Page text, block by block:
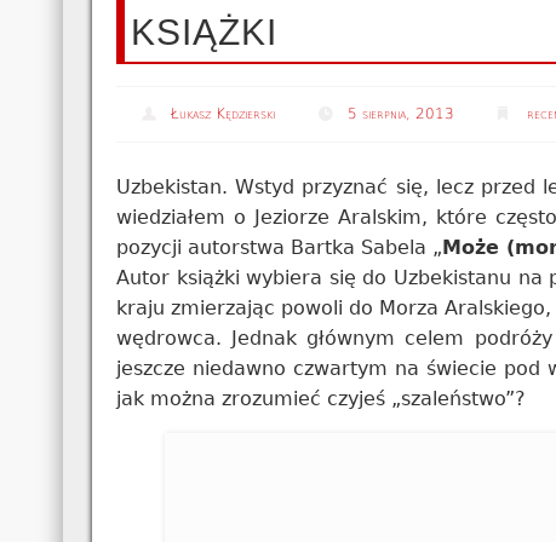
KSIĄŻKI
Łukasz Kędzierski 5 sierpnia, 2013
Uzbekistan. Wstyd przyznać się, lecz przed
wiedziałem o Jeziorze Aralskim, które
pozycji autorstwa Bartka Sabela „ Może
Autor książki wybiera się do Uzbekistanu na
kraju zmierzając powoli do Morza
wędrowca. Jednak głównym celem
jeszcze niedawno czwartym na świecie
jak można zrozumieć czyjeś „szaleństwo”?